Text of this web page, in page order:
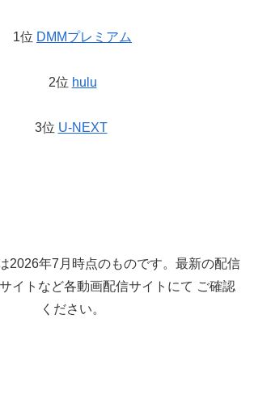
1位 DMMプレミアム
2位 hulu
3位 U-NEXT
2026年7月時点のものです。最新の配信
イトなど各動画配信サイトにて ご確認
ください。